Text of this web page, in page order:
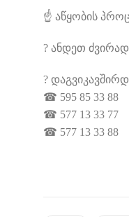
☝️ აწყობის
? ანდეთ
?
☎ 595 85 33 88
☎ 577 13 33 77
☎ 577 13 33 88